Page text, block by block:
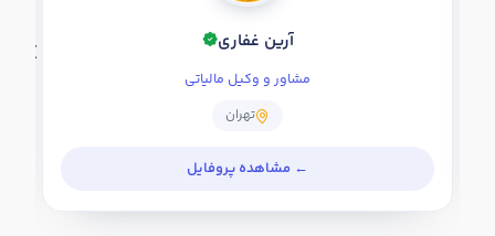
آرین غفاری
مشاور و وکیل مالیاتی
تهران